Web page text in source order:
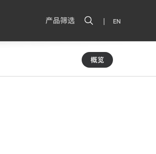
产品筛选 | EN
概览